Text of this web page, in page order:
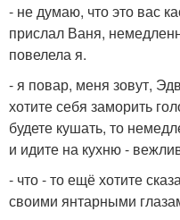
- не думаю, что это вас
прислал Ваня,
повелела я.
- я повар, меня зовут,
хотите себя заморить
будете кушать, то
и идите на кухню -
- что - то ещё хотите
своими янтарными